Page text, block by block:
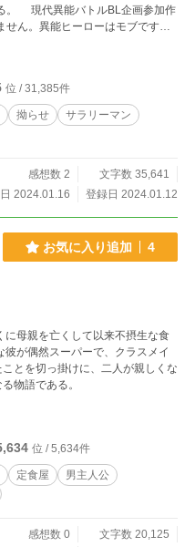
加作
せん。異能ヒーローはモブです。
参照ください。↓詳細ネタバレ回
ます。 想いを伝える前にセック
与えてセックスの同意を取りま
す。 実況言葉責めします。
みはありませんが、苦しくなる
きします。 鏡プレイします。
しします。
位 / 31,385件
拗らせ
サラリーマン
感想数 2
文字数 35,641
2024.01.16
登録日 2024.01.12
お気に入り追加 4
が偶然スーパーで、クラスメイ
とを切っ掛けに、二人が親しくな
物語である。
位 / 5,634件
定食屋
男主人公
感想数 0
文字数 20,125